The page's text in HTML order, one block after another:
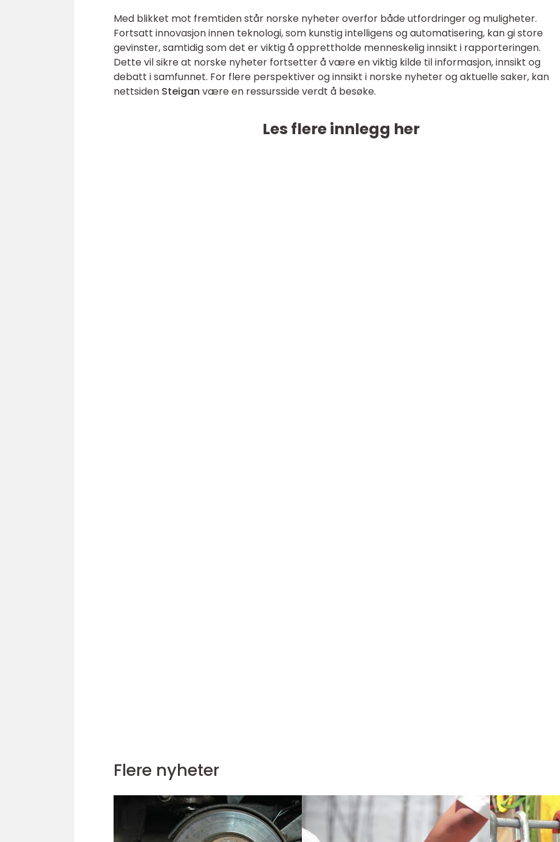
Med blikket mot fremtiden står norske nyheter overfor både utfordringer og muligheter.
Fortsatt innovasjon innen teknologi, som kunstig intelligens og automatisering, kan gi store
gevinster, samtidig som det er viktig å opprettholde menneskelig innsikt i rapporteringen.
Dette vil sikre at norske nyheter fortsetter å være en viktig kilde til informasjon, innsikt og
debatt i samfunnet. For flere perspektiver og innsikt i norske nyheter og aktuelle saker, kan
nettsiden Steigan være en ressursside verdt å besøke.
Les flere innlegg her
Flere nyheter